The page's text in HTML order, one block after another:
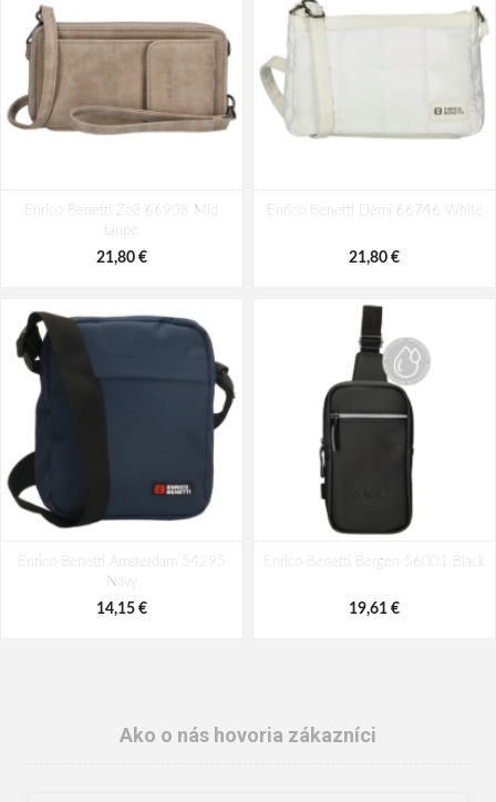
91/98 L
152,84 €
91/103 L
Enrico Benetti Zoë 66908 Mid
taupe
21,80 €
Enrico Benetti Demi 66746 White
21,80 €
Enrico Benetti Amsterdam 54295
Navy
14,15 €
Enrico Benetti Bergen 56001 Black
19,61 €
Ako o nás hovoria zákazníci